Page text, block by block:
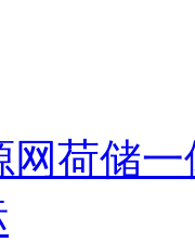
网荷储